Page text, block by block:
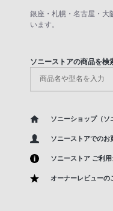
銀座・札幌・名古屋・大
います。
ソニーストアの商品を検
ソニーショップ（ソ
ソニーストアでのお
ソニーストア ご利用
オーナーレビューの